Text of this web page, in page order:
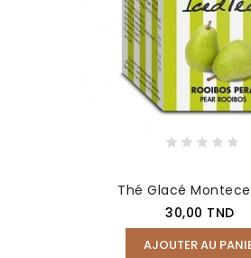
Thé Glacé
Prix
30,00 TND
AJOUTER AU